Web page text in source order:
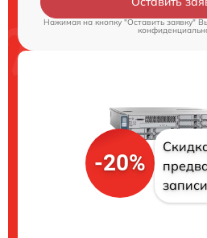
Нажимая на кнопку "Оставить заявку"
-20%